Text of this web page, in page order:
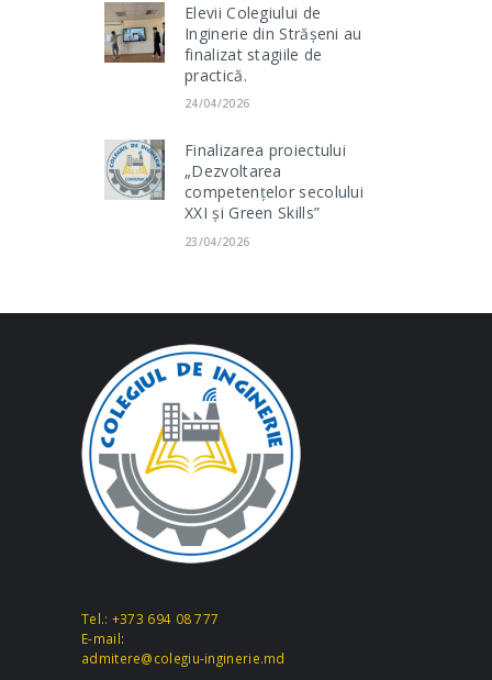
Elevii Colegiului de
Inginerie din Strășeni au
finalizat stagiile de
practică.
24/04/2026
Finalizarea proiectului
„Dezvoltarea
competențelor secolului
XXI și Green Skills”
23/04/2026
Tel.: +373 694 08 777
E-mail:
admitere@colegiu-inginerie.md